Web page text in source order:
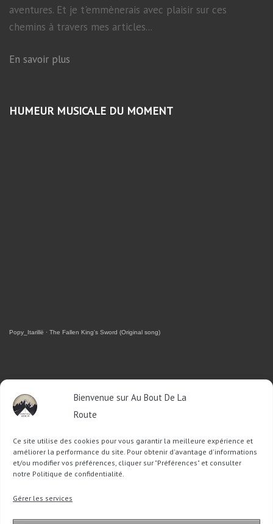
Bienvenue sur Au Bout De La
Route
Ce site utilise des cookies pour vous garantir la meilleure expérience et
améliorer la performance du site. Pour obtenir d'avantage d'informations
et/ou modifier vos préférences, cliquer sur "Préférences" et consulter
notre Politique de confidentialité.
Gérer les services
aventures. Et je t'emmènerais avec plaisir sur ces
chemins à travers mes articles...
En savoir plus
HUMEUR MUSICALE DU MOMENT
Popy_Itarillë · The Fallen King's Sword (Original song)
RETROUVEZ-MOI SUR FACEBOOK
OU SUR TWITTER
Follow @Sophie_ABDLRTweet to @Sophie_ABDLR